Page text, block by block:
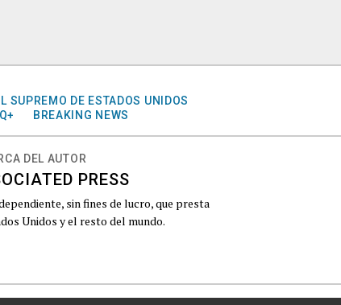
SUPREMO DE ESTADOS UNIDOS
BREAKING NEWS
DEL AUTOR
PRESS
sin fines de lucro, que presta
Unidos y el resto del mundo.